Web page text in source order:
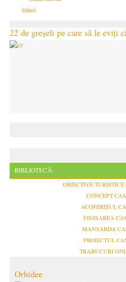
Stiluri
22 de greșeli pe care să le eviți
BIBLIOTECĂ:
OBIECTIVE
CONCEPT
ACOPERIȘUL
FINISAREA
MANSARDA
PROIECTUL
TRABUCURI
Orhidee